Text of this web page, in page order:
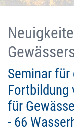
Seminar
Fortbildung
für
- 66